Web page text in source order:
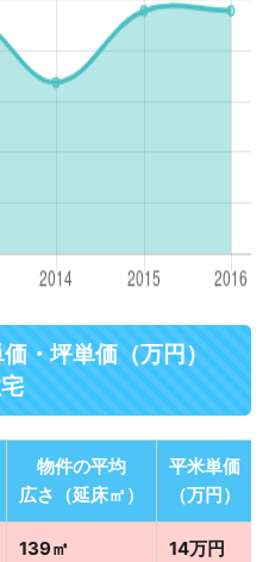
・坪単価（万円）
物件の平均
広さ（延床㎡）
平米単価
（万円）
139㎡ 14万円